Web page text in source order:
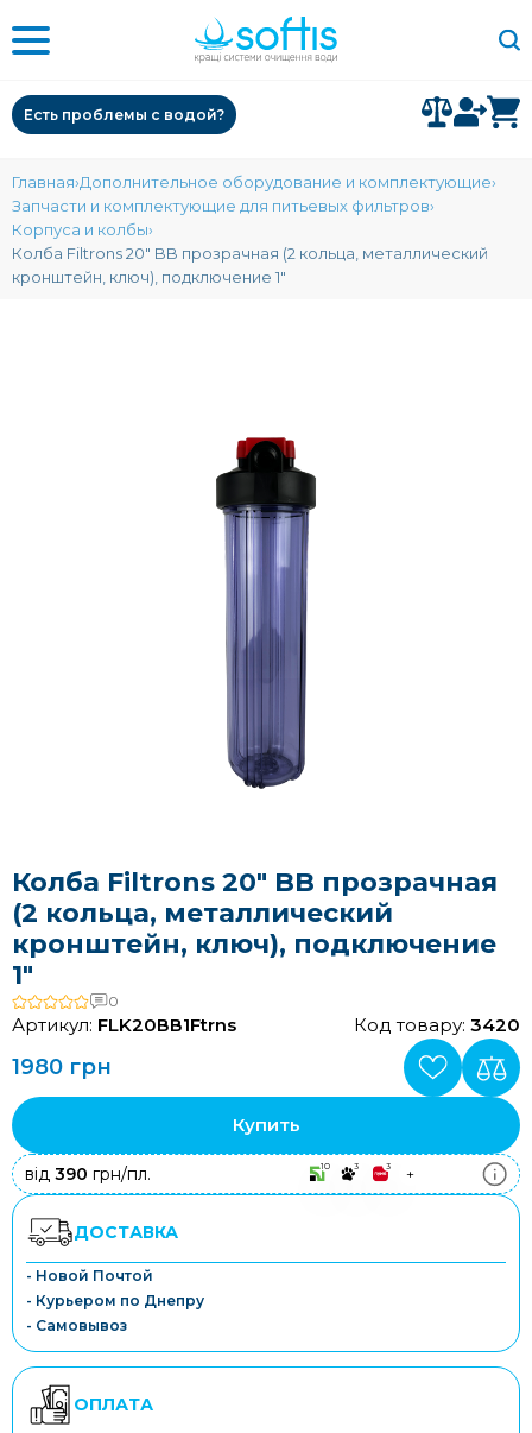
Есть проблемы с водой?
Главная Дополнительное оборудование и комплектующие
Запчасти и комплектующие для питьевых фильтров
Корпуса и колбы
Колба Filtrons 20" BB прозрачная (2 кольца, металлический
кронштейн, ключ), подключение 1"
Колба Filtrons 20" BB прозрачная
(2 кольца, металлический
кронштейн, ключ), подключение
1"
0
Артикул: FLK20ВВ1Ftrns Код товару: 3420
1980 грн
Купить
від 390 грн/пл. 10 3 3 +
ДОСТАВКА
- Новой Почтой
- Курьером по Днепру
- Самовывоз
ОПЛАТА